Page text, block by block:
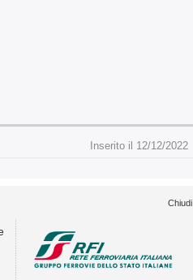
Inserito il 12/12/2022
Chiudi